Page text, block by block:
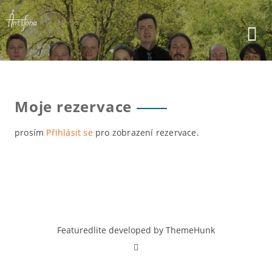
Skip
to
content
Moje rezervace
prosím Přihlásit sepro zobrazení rezervace.
Featuredlite developed by ThemeHunk